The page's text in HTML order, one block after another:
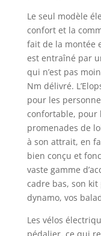
Le seul modèle
confort et la
fait de la montée
est entraîné par
qui n’est pas
Nm délivré.
pour les
confortable, pour
promenades de
à son attrait, en
bien conçu et
vaste gamme
cadre bas, son
dynamo, vos
Les vélos